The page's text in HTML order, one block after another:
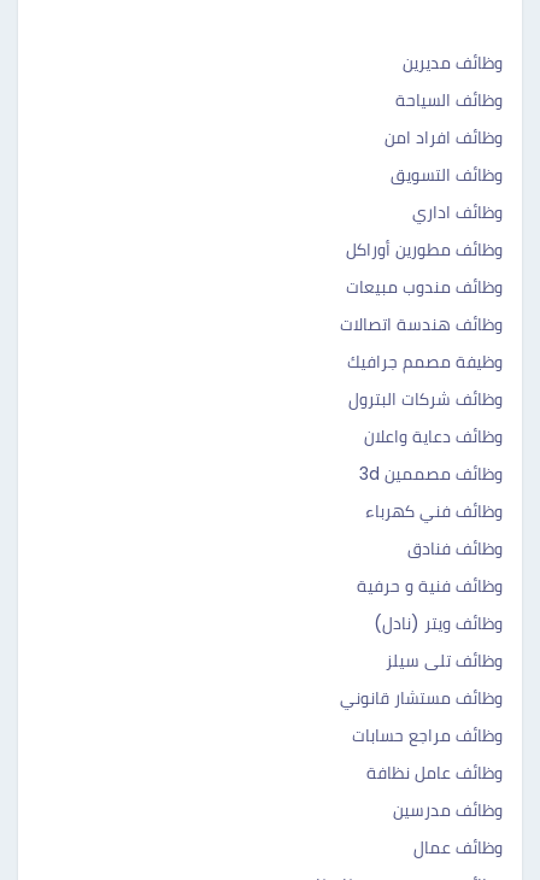
وظائف مديرين
وظائف السياحة
وظائف افراد امن
وظائف التسويق
وظائف اداري
وظائف مطورين أوراكل
وظائف مندوب مبيعات
وظائف هندسة اتصالات
وظيفة مصمم جرافيك
وظائف شركات البترول
وظائف دعاية واعلان
وظائف مصممين 3d
وظائف فني كهرباء
وظائف فنادق
وظائف فنية و حرفية
وظائف ويتر (نادل)
وظائف تلى سيلز
وظائف مستشار قانوني
وظائف مراجع حسابات
وظائف عامل نظافة
وظائف مدرسين
وظائف عمال